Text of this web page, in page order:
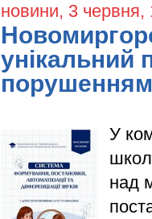
новини, 3 червня,
унікальний
У
над